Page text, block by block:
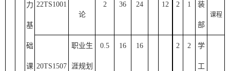
力
基
础
课
22TS1001
论
2 36 24 12 2 1 装
部
课程
20TS1507
职业生
涯规划
0.5 16 16 2 2 学
工